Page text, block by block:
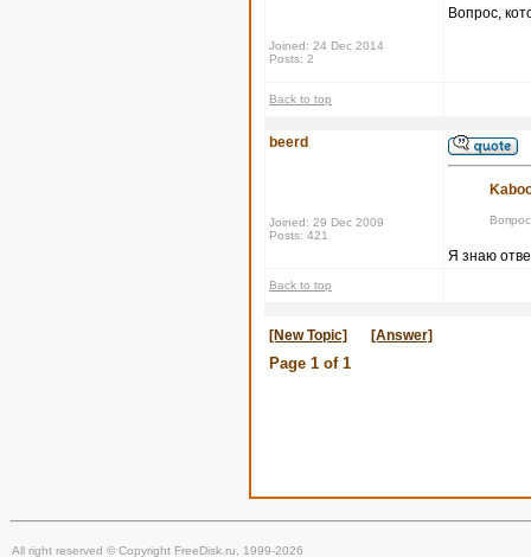
Joined: 24 Dec 2014
Posts: 2
Вопрос,
Back to top
beerd
Joined: 29 Dec 2009
Posts: 421
Я знаю
Back to top
[New Topic] [Answer]
Page 1 of 1
All right reserved © Copyright FreeDisk.ru, 1999-2026